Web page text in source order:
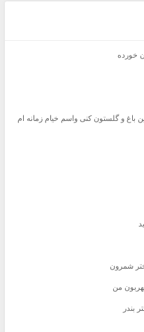
خورده
باغ و گلستون کنی واسم خیام زمانه ام
شمرون
من
بندر